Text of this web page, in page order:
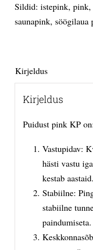
Sildid: istepink, pink,
saunapink, söögilaua
Kirjeldus
Kirjeldus
Puidust pink KP
Vastupidav:
hästi vastu
kestab aastaid.
Stabiilne:
stabiilne
paindumiseta.